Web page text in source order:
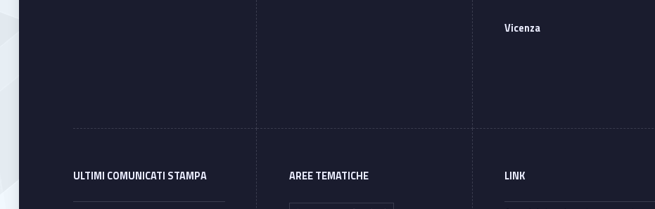
Vicenza
ULTIMI COMUNICATI STAMPA AREE TEMATICHE LINK